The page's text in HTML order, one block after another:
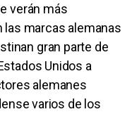
verán más
marcas alemanas
gran parte de
Unidos a
alemanes
varios de los